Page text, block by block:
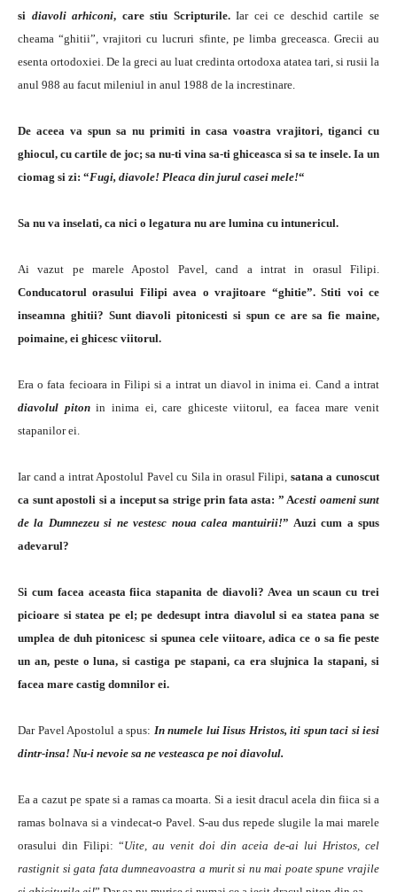
si diavoli arhiconi, care stiu Scripturile.Iar cei ce deschid cartile se
cheama “ghitii”, vrajitori cu lucruri sfinte, pe limba greceasca. Grecii au
esenta ortodoxiei. De la greci au luat credinta ortodoxa atatea tari, si rusii la
anul 988 au facut mileniul in anul 1988 de la increstinare.
De aceea va spun sa nu primiti in casa voastra vrajitori, tiganci cu
ghiocul, cu cartile de joc; sa nu-ti vina sa-ti ghiceasca si sa te insele. Ia un
ciomag si zi: “Fugi, diavole! Pleaca din jurul casei mele!“
Sa nu va inselati, ca nici o legatura nu are lumina cu intunericul.
Ai vazut pe marele Apostol Pavel, cand a intrat in orasul Filipi.
Conducatorul orasului Filipi avea o vrajitoare “ghitie”. Stiti voi ce
inseamna ghitii? Sunt diavoli pitonicesti si spun ce are sa fie maine,
poimaine, ei ghicesc viitorul.
Era o fata fecioara in Filipi si a intrat un diavol in inima ei. Cand a intrat
diavolul pitonin inima ei, care ghiceste viitorul, ea facea mare venit
stapanilor ei.
Iar cand a intrat Apostolul Pavel cu Sila in orasul Filipi, satana a cunoscut
ca sunt apostoli si a inceput sa strige prin fata asta: ” Acesti oameni sunt
de la Dumnezeu si ne vestesc noua calea mantuirii!” Auzi cum a spus
adevarul?
Si cum facea aceasta fiica stapanita de diavoli? Avea un scaun cu trei
picioare si statea pe el; pe dedesupt intra diavolul si ea statea pana se
umplea de duh pitonicesc si spunea cele viitoare, adica ce o sa fie peste
un an, peste o luna, si castiga pe stapani, ca era slujnica la stapani, si
facea mare castig domnilor ei.
Dar Pavel Apostolul a spus: In numele lui Iisus Hristos, iti spun taci si iesi
dintr-insa! Nu-i nevoie sa ne vesteasca pe noi diavolul.
Ea a cazut pe spate si a ramas ca moarta. Si a iesit dracul acela din fiica si a
ramas bolnava si a vindecat-o Pavel. S-au dus repede slugile la mai marele
orasului din Filipi: “Uite, au venit doi din aceia de-ai lui Hristos, cel
rastignit si gata fata dumneavoastra a murit si nu mai poate spune vrajile